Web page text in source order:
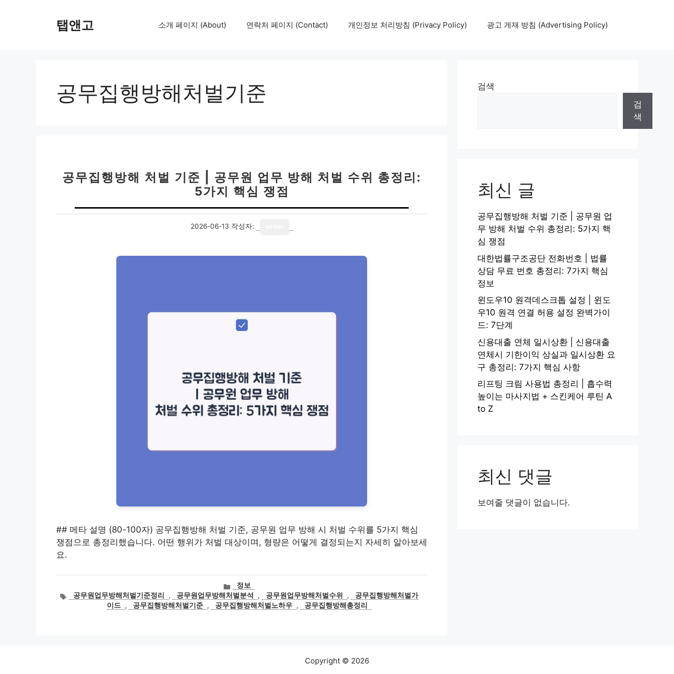
탭앤고 소개 페이지 (About) 연락처 페이지 (Contact) 개인정보 처리방침 (Privacy Policy) 광고 게재 방침 (Advertising Policy)
공무집행방해처벌기준
공무집행방해 처벌 기준 | 공무원 업무 방해 처벌 수위 총정리:
5가지 핵심 쟁점
2026-06-13 작성자:
## 메타 설명 (80-100자) 공무집행방해 처벌 기준, 공무원 업무 방해 시 처벌 수위를 5가지 핵심
쟁점으로 총정리했습니다. 어떤 행위가 처벌 대상이며, 형량은 어떻게 결정되는지 자세히 알아보세
요.
카
테
고
정보
태공무원업무방해처벌기준정리 , 공무원업무방해처벌분석 , 공무원업무방해처벌수위 ,
공무집행방해처벌가
이드 , 공무집행방해처벌기준 , 공무집행방해처벌노하우 , 공무집행방해총정리
검색
검
색
최신 글
공무집행방해 처벌 기준 | 공무원 업
무 방해 처벌 수위 총정리: 5가지 핵
심 쟁점
대한법률구조공단 전화번호 | 법률
상담 무료 번호 총정리: 7가지 핵심
정보
윈도우10 원격데스크톱 설정 | 윈도
우10 원격 연결 허용 설정 완벽가이
드: 7단계
신용대출 연체 일시상환 | 신용대출
연체시 기한이익 상실과 일시상환 요
구 총정리: 7가지 핵심 사항
리프팅 크림 사용법 총정리 | 흡수력
높이는 마사지법 + 스킨케어 루틴 A
to Z
최신 댓글
보여줄 댓글이 없습니다.
Copyright © 2026